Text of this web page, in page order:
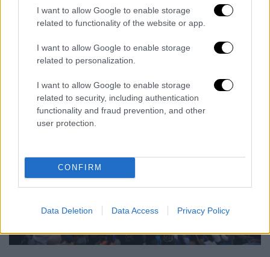
I want to allow Google to enable storage
related to functionality of the website or app.
I want to allow Google to enable storage
related to personalization.
I want to allow Google to enable storage
related to security, including authentication
functionality and fraud prevention, and other
user protection.
CONFIRM
Data Deletion Data Access Privacy Policy
3 Ιουλίου – Φάση των «32»
11 Ιουλίου – Ημιτελικός
Los Angeles Stadium, SoFi